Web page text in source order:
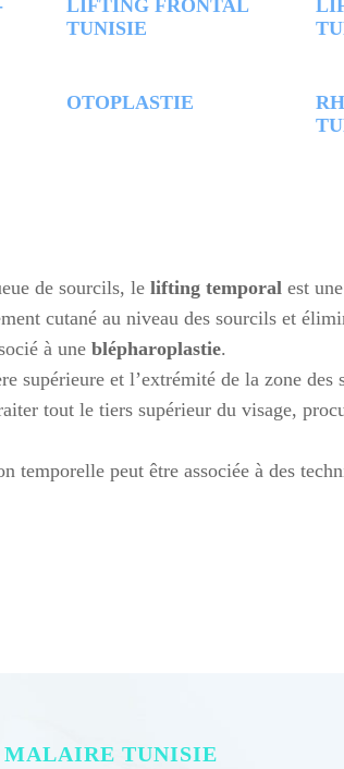
LIFTING FRONTAL
TUNISIE
OTOPLASTIE
de sourcils, le lifting temporal est
cutané au niveau des sourcils et
à uneblépharoplastie.
supérieure et l’extrémité de la zone des
tout le tiers supérieur du visage,
temporelle peut être associée à des
TUNISIE